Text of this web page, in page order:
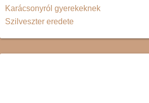
Karácsonyról gyerekeknek
Szilveszter eredete